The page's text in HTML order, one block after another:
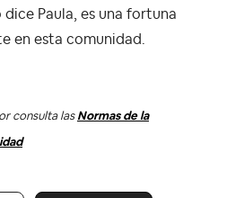
dice Paula, es una fortuna
en esta comunidad.
consulta las Normas de la